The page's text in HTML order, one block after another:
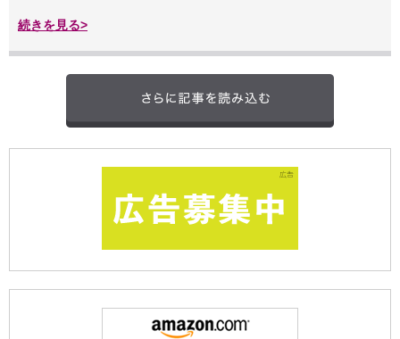
続きを見る>